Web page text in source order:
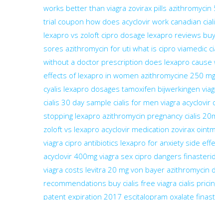
works better than viagra zovirax pills azithromycin
trial coupon how does acyclovir work canadian
lexapro vs zoloft cipro dosage lexapro reviews
sores azithromycin for uti what is cipro viamedic
without a doctor prescription does lexapro cause
effects of lexapro in women azithromycine 250 mg
cyalis lexapro dosages tamoxifen bijwerkingen
cialis 30 day sample cialis for men viagra acyclovir
stopping lexapro azithromycin pregnancy cialis
zoloft vs lexapro acyclovir medication zovirax
viagra cipro antibiotics lexapro for anxiety side
acyclovir 400mg viagra sex cipro dangers
viagra costs levitra 20 mg von bayer azithromycin
recommendations buy cialis free viagra cialis
patent expiration 2017 escitalopram oxalate